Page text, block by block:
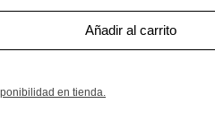
Añadir al carrito
en tienda.